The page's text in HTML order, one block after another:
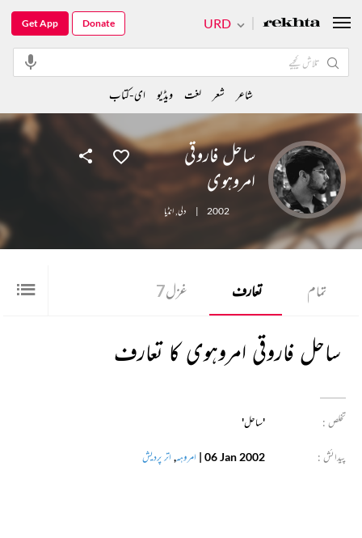
ساحل فاروقی
امروہوی
2002
| دلی,انڈیا
تمام تعارف غزل7
ساحل فاروقی امروہوی کا تعارف
تخلص : 'ساحل'
پیدائش : 06 Jan 2002
| امروہہ, اتر پردیش
URD
Get App Donate
شاعر شعر لغت ویڈیو ای-کتاب